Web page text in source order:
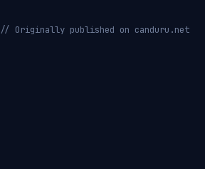
// Originally published on canduru.net